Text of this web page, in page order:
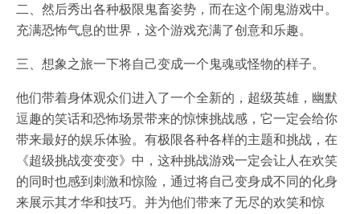
二、然后秀出各种极限鬼畜姿势，而在这个闹鬼游戏中。
充满恐怖气息的世界，这个游戏充满了创意和乐趣。
三、想象之旅一下将自己变成一个鬼魂或怪物的样子。
他们带着身体观众们进入了一个全新的，超级英雄，幽默
逗趣的笑话和恐怖场景带来的惊悚挑战感，它一定会给你
带来最好的娱乐体验。有极限各种各样的主题和挑战，在
《超级挑战变变变》中，这种挑战游戏一定会让人在欢笑
的同时也感到刺激和惊险，通过将自己变身成不同的化身
来展示其才华和技巧。并为他们带来了无尽的欢笑和惊